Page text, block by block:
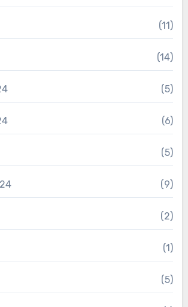
(11)
(14)
(5)
(6)
(5)
(9)
(2)
(1)
(5)